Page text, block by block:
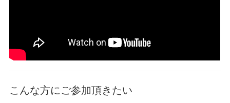
こんな方にご参加頂きたい